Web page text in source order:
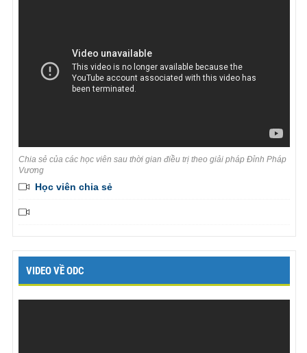
Chia sẻ của các học viên sau thời gian điều trị theo giải pháp Đỉnh Pháp
Vương
Học viên chia sẻ
VIDEO VỀ ODC